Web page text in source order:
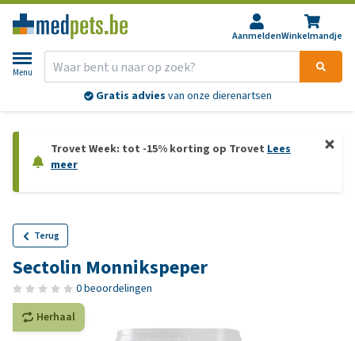
AanmeldenWinkelmandje
Menu
Gratis advies van onze dierenartsen
Trovet Week: tot -15% korting op Trovet Lees
meer
Terug
Sectolin Monnikspeper
0 beoordelingen
Herhaal